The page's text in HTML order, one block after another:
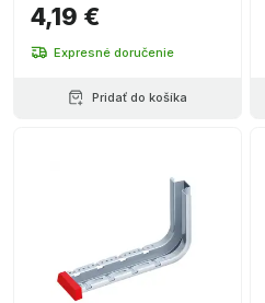
4,19 €
Expresné doručenie
Pridať do košíka